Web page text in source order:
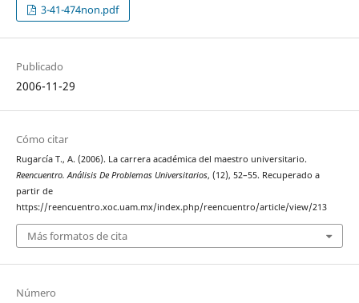
3-41-474non.pdf
Publicado
2006-11-29
Cómo citar
Rugarcía T., A. (2006). La carrera académica del maestro universitario.
Reencuentro. Análisis De Problemas Universitarios, (12), 52–55. Recuperado a
partir de
https://reencuentro.xoc.uam.mx/index.php/reencuentro/article/view/213
Más formatos de cita
Número